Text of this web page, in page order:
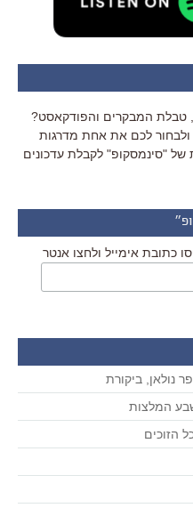
טבלת המבקרים והפודקאסט?
ולבחור לכם את אחת מדרגות
של "סינמסקופ" לקבלת עדכונים
כתובת אימייל ולחצו אנטר
נולאן, ביקורת